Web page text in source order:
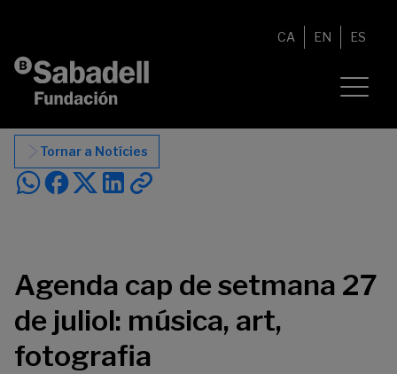
CA EN ES
Tornar a Notícies
Agenda cap de setmana 27
de juliol: música, art,
fotografia